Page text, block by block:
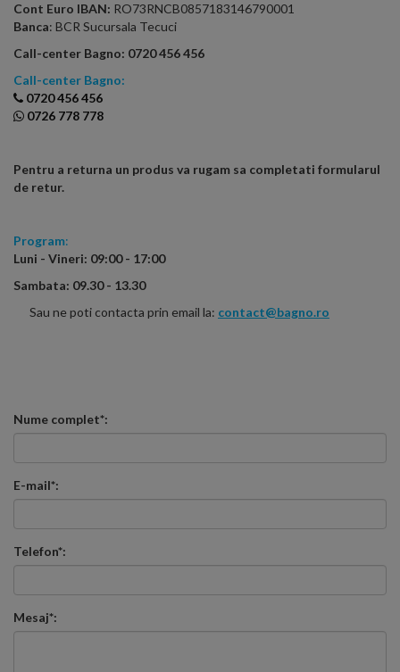
Cont Euro IBAN: RO73RNCB0857183146790001
Banca: BCR Sucursala Tecuci
Call-center Bagno: 0720 456 456
Call-center Bagno:
0720 456 456
0726 778 778
Pentru a returna un produs va rugam sa completati formularul
de retur.
Program:
Luni - Vineri: 09:00 - 17:00
Sambata: 09.30 - 13.30
Sau ne poti contacta prin email la: contact@bagno.ro
Nume complet*:
E-mail*:
Telefon*:
Mesaj*: